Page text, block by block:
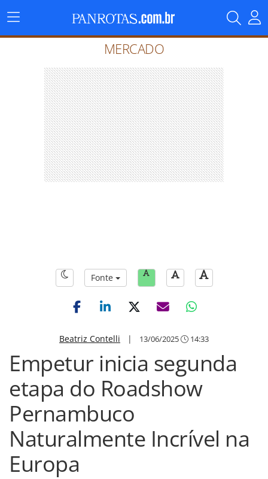
Menu
Principal
MERCADO
Fonte
Beatriz Contelli | 13/06/2025 14:33
Empetur inicia segunda
etapa do Roadshow
Pernambuco
Naturalmente Incrível na
Europa